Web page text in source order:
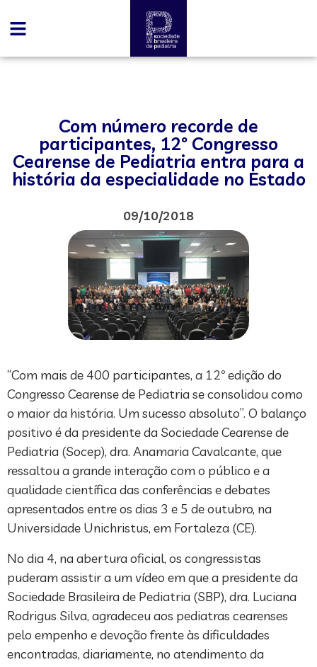
Com número recorde de
participantes, 12º Congresso
Cearense de Pediatria entra para a
história da especialidade no Estado
09/10/2018
“Com mais de 400 participantes, a 12º edição do
Congresso Cearense de Pediatria se consolidou como
o maior da história. Um sucesso absoluto”. O balanço
positivo é da presidente da Sociedade Cearense de
Pediatria (Socep), dra. Anamaria Cavalcante, que
ressaltou a grande interação com o público e a
qualidade científica das conferências e debates
apresentados entre os dias 3 e 5 de outubro, na
Universidade Unichristus, em Fortaleza (CE).
No dia 4, na abertura oficial, os congressistas
puderam assistir a um vídeo em que a presidente da
Sociedade Brasileira de Pediatria (SBP), dra. Luciana
Rodrigus Silva, agradeceu aos pediatras cearenses
pelo empenho e devoção frente às dificuldades
encontradas, diariamente, no atendimento da